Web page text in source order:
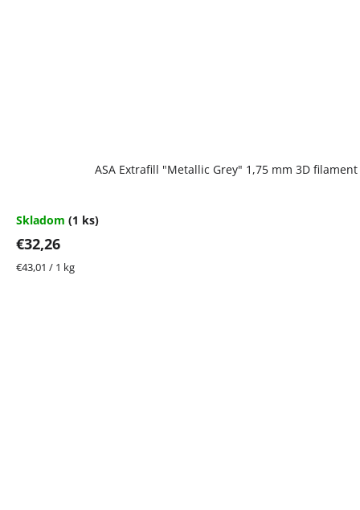
ASA Extrafill "Metallic Grey" 1,75 mm 3D
Skladom (1 ks)
€32,26
Jednotková
€43,01 / 1 kg